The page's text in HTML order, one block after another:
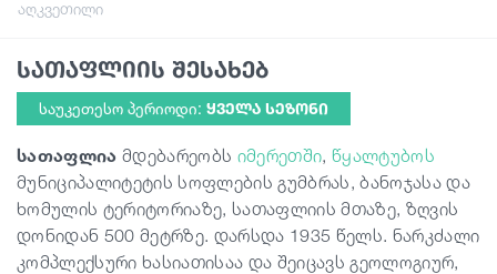
საქართველო
აღკვეთილი
სათაფლიის შესახებ
საუკეთესო პერიოდი: ᲧᲕᲔᲚᲐ ᲡᲔᲖᲝᲜᲘ
სათაფლია მდებარეობს იმერეთში, წყალტუბოს
მუნიციპალიტეტის სოფლების გუმბრას, ბანოჯასა და
ხომულის ტერიტორიაზე, სათაფლიის მთაზე, ზღვის
დონიდან 500 მეტრზე. დარსდა 1935 წელს. ნარკძალი
კომპლექსური ხასიათისაა და შეიცავს გეოლოგიურ,